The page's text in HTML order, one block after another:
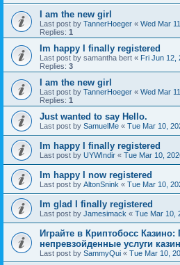
I am the new girl
Last post by TannerHoeger « Wed Mar
Replies: 1
Im happy I finally registered
Last post by samantha bert « Fri Jun 12,
Replies: 3
I am the new girl
Last post by TannerHoeger « Wed Mar
Replies: 1
Just wanted to say Hello.
Last post by SamuelMe « Tue Mar 10,
Im happy I finally registered
Last post by UYWIndir « Tue Mar 10,
Im happy I now registered
Last post by AltonSnink « Tue Mar 10,
Im glad I finally registered
Last post by Jamesimack « Tue Mar 10,
Играйте в Криптобосс
непревзойденные услуги
Last post by SammyQui « Tue Mar 10,